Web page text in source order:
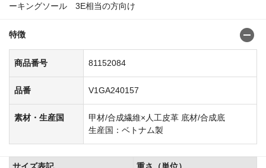
ーキングソール 3E相当の方向け
特徴
商品番号 81152084
品番 V1GA240157
素材・生産国
甲材/合成繊維×人工皮革 底材/合成底
生産国：ベトナム製
サイズ表記
重さ（単位）